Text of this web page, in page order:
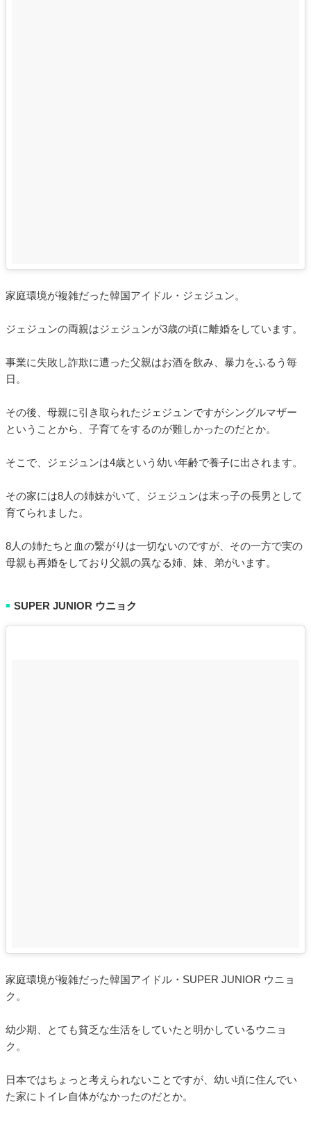
家庭環境が複雑だった韓国アイドル・ジェジュン。
ジェジュンの両親はジェジュンが3歳の頃に離婚をしています。
事業に失敗し詐欺に遭った父親はお酒を飲み、暴力をふるう毎
日。
その後、母親に引き取られたジェジュンですがシングルマザー
ということから、子育てをするのが難しかったのだとか。
そこで、ジェジュンは4歳という幼い年齢で養子に出されます。
その家には8人の姉妹がいて、ジェジュンは末っ子の長男として
育てられました。
8人の姉たちと血の繋がりは一切ないのですが、その一方で実の
母親も再婚をしており父親の異なる姉、妹、弟がいます。
■ SUPER JUNIOR ウニョク
家庭環境が複雑だった韓国アイドル・SUPER JUNIOR ウニョ
ク。
幼少期、とても貧乏な生活をしていたと明かしているウニョ
ク。
日本ではちょっと考えられないことですが、幼い頃に住んでい
た家にトイレ自体がなかったのだとか。